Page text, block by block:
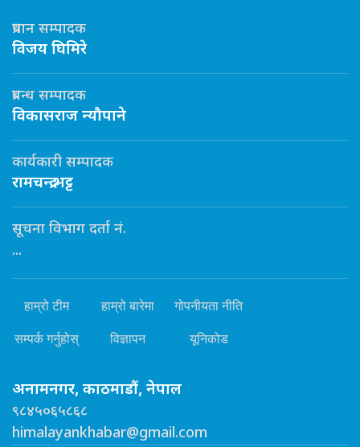
प्रधान सम्पादक
विजय घिमिरे
प्रबन्ध सम्पादक
विकासराज न्यौपाने
कार्यकारी सम्पादक
रामचन्द्र भट्ट
सूचना विभाग दर्ता नं.
...
हाम्रो टीम हाम्रो बारेमा गोपनीयता नीति
सम्पर्क गर्नुहोस् विज्ञापन यूनिकोड
अनामनगर, काठमाडौं, नेपाल
९८४५०६५८६८
himalayankhabar@gmail.com